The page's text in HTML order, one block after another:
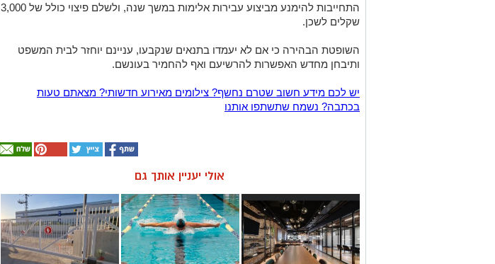
התחייבות להימנע מביצוע עבירות אלימות במשך שנה, ולשלם פיצוי כולל של 3,000
שקלים לשכן.
השופטת הבהירה כי אם לא יעמדו בתנאים שנקבעו, עניינם יוחזר לבית המשפט
ותיבחן מחדש האפשרות להרשיעם ואף להחמיר בעונשם.
יש לכם מידע חשוב שטרם נחשף? צילומים מאירוע חדשותי? מצאתם טעות
בכתבה? נשמח שתשתפו אותנו
אולי יעניין אותך גם